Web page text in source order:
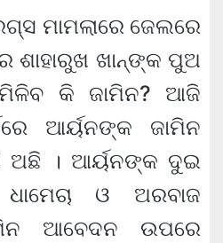
ମାମଲାରେ ଜେଲରେ
ଶାହାରୁଖ ଖାନ୍‌ଙ୍କ ପୁଅ
କି ଜାମିନ? ଆଜି
ଆର୍ୟନଙ୍କ ଜାମିନ
ଅଛି । ଆର୍ୟନଙ୍କ ଦୁଇ
ଓ ଅରବାଜ
ଆବେଦନ ଉପରେ